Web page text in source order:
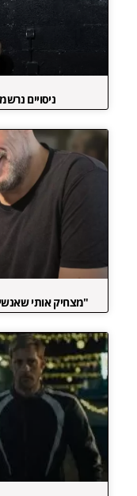
ניסויים
"מצחיק אותי